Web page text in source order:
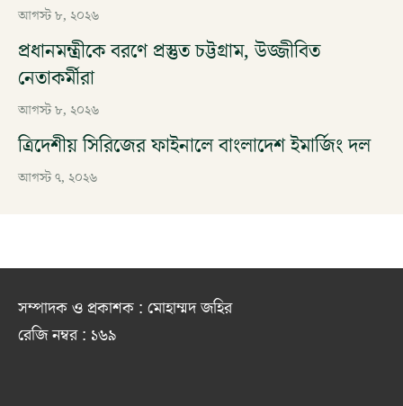
আগস্ট ৮, ২০২৬
প্রধানমন্ত্রীকে বরণে প্রস্তুত চট্টগ্রাম, উজ্জীবিত
নেতাকর্মীরা
আগস্ট ৮, ২০২৬
ত্রিদেশীয় সিরিজের ফাইনালে বাংলাদেশ ইমার্জিং দল
আগস্ট ৭, ২০২৬
সম্পাদক ও প্রকাশক : মোহাম্মদ জহির
রেজি নম্বর : ১৬৯